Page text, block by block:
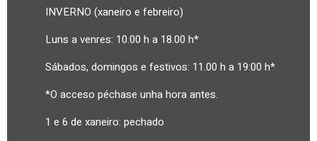
INVERNO (xaneiro e febreiro)
Luns a venres: 10.00 h a 18.00 h*
Sábados, domingos e festivos: 11.00 h a 19:00 h*
*O acceso péchase unha hora antes.
1 e 6 de xaneiro: pechado